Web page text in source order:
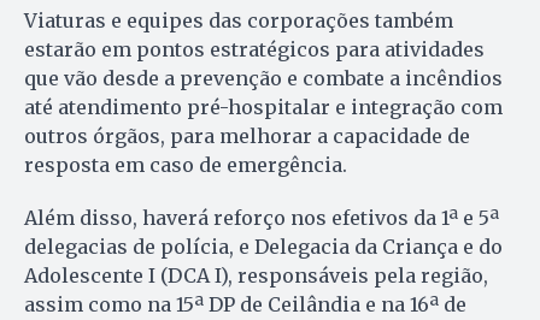
Viaturas e equipes das corporações também
estarão em pontos estratégicos para atividades
que vão desde a prevenção e combate a incêndios
até atendimento pré-hospitalar e integração com
outros órgãos, para melhorar a capacidade de
resposta em caso de emergência.
Além disso, haverá reforço nos efetivos da 1ª e 5ª
delegacias de polícia, e Delegacia da Criança e do
Adolescente I (DCA I), responsáveis pela região,
assim como na 15ª DP de Ceilândia e na 16ª de